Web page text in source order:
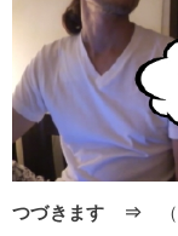
つづきます ⇒ （